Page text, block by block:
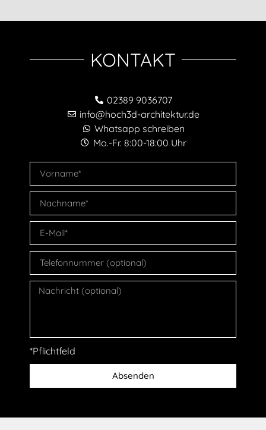
KONTAKT
02389 9036707
info@hoch3d-architektur.de
Whatsapp schreiben
Mo.-Fr. 8:00-18:00 Uhr
*Pflichtfeld
Absenden